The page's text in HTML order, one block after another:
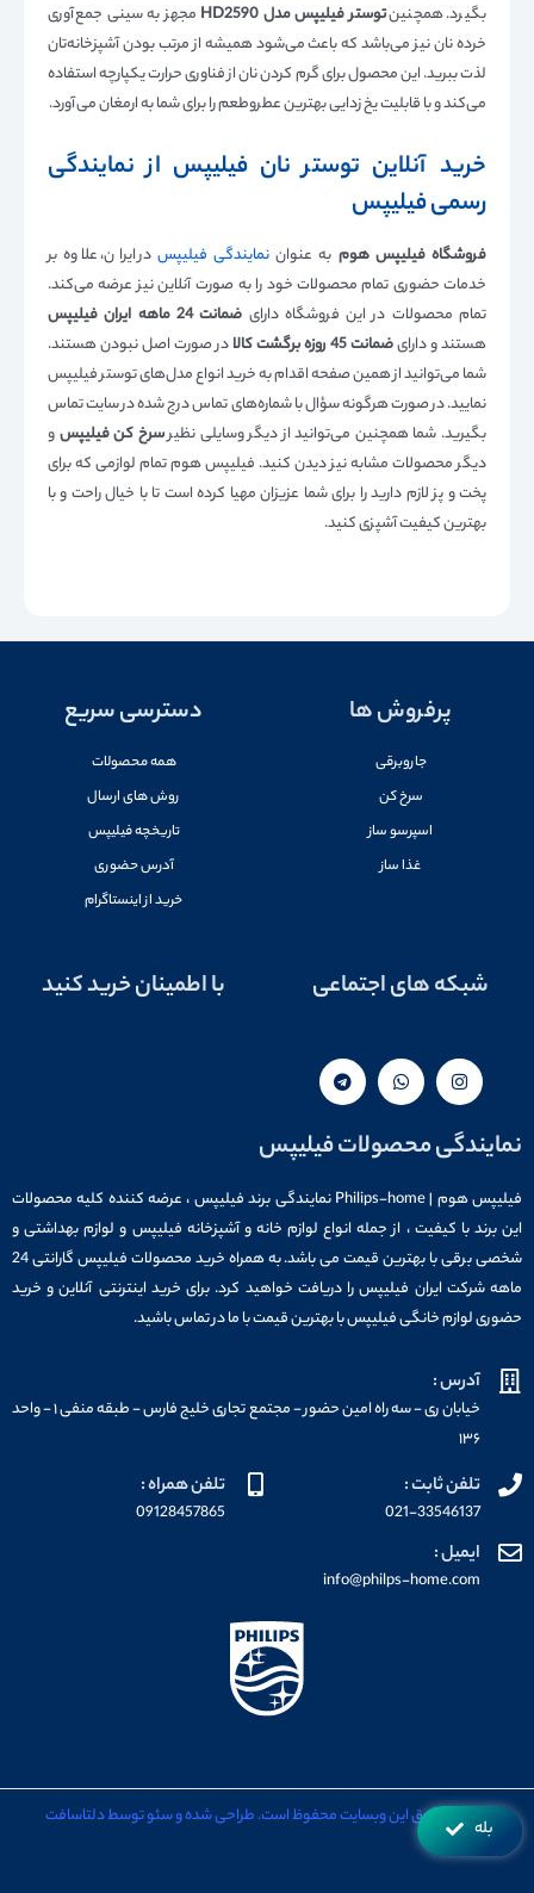
بگیرد. همچنینتوستر فیلیپس مدل HD2590
مجهز به سینی جمع‌آوری
خرده نان نیز می‌باشد که باعث می‌شود همیشه از مرتب بودن آشپزخانه‌تان
لذت ببرید. این محصول برای گرم کردن نان از فناوری حرارت یکپارچه استفاده
می‌کند و با قابلیت یخ زدایی بهترین عطروطعم را برای شما به ارمغان می‌آورد.
خرید آنلاین توستر نان فیلیپس از نمایندگی
رسمی فیلیپس
فروشگاه فیلیپس هوم به عنوان نمایندگی فیلیپس در ایران، علاوه بر
خدمات حضوری تمام محصولات خود را به صورت آنلاین نیز عرضه می‌کند.
تمام محصولات در این فروشگاه دارای ضمانت 24 ماهه ایران فیلیپس
هستند و دارایضمانت 45 روزه برگشت کالا
در صورت اصل نبودن هستند.
شما می‌توانید از همین صفحه اقدام به خرید انواع مدل‌های توستر فیلیپس
نمایید. در صورت هرگونه سؤال با شماره‌های تماس درج شده در سایت تماس
بگیرید. شما همچنین می‌توانید از دیگر وسایلی نظیرسرخ کن فیلیپس و
دیگر محصولات مشابه نیز دیدن کنید. فیلیپس هوم تمام لوازمی که برای
پخت و پز لازم دارید را برای شما عزیزان مهیا کرده است تا با خیال راحت و با
بهترین کیفیت آشپزی کنید.
پرفروش ها
جاروبرقی
سرخ کن
اسپرسو ساز
غذا ساز
دسترسی سریع
همه محصولات
روش های ارسال
تاریخچه فیلیپس
آدرس حضوری
خرید از اینستاگرام
شبکه های اجتماعی با اطمینان خرید کنید
نمایندگی محصولات فیلیپس
فیلیپس هوم | Philips-home نمایندگی برند فیلیپس ، عرضه کننده کلیه محصولات
این برند با کیفیت ، از جمله انواع لوازم خانه و آشپزخانه فیلیپس و لوازم بهداشتی و
شخصی برقی با بهترین قیمت می باشد. به همراه خرید محصولات فیلیپس گارانتی 24
ماهه شرکت ایران فیلیپس را دریافت خواهید کرد. برای خرید اینترنتی آنلاین و خرید
حضوری لوازم خانگی فیلیپس با بهترین قیمت با ما در تماس باشید.
آدرس :
خیابان ری - سه راه امین حضور - مجتمع تجاری خلیج فارس - طبقه منفی ۱ - واحد
۱۳۶
تلفن ثابت :
021-33546137
تلفن همراه :
09128457865
ایمیل :
info@philps-home.com
تمامی حقوق این وبسایت محفوظ است. طراحی شده و سئو توسط دلتاسافت
بله